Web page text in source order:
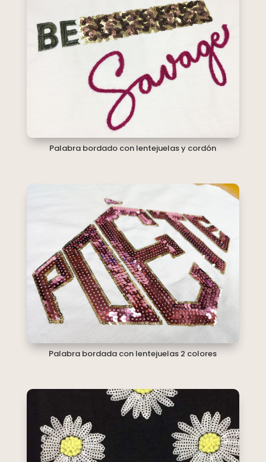
Palabra bordado con lentejuelas y cordón
Palabra bordada con lentejuelas 2 colores